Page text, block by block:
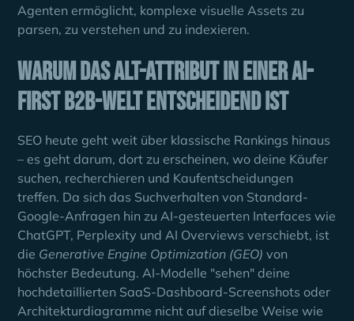
Agenten ermöglicht, komplexe visuelle Assets zu
parsen, zu verstehen und zu indexieren.
Warum das Alt-Attribut in einer AI-
First B2B-Welt entscheidend ist
SEO heute geht weit über klassische Rankings hinaus
– es geht darum, dort zu erscheinen, wo deine Käufer
suchen, recherchieren und Kaufentscheidungen
treffen. Da sich das Suchverhalten von Standard-
Google-Anfragen hin zu AI-gesteuerten Interfaces wie
ChatGPT, Perplexity und AI Overviews verschiebt, ist
die Generative Engine Optimization (GEO) von
höchster Bedeutung. AI-Modelle "sehen" deine
hochdetaillierten SaaS-Dashboard-Screenshots oder
Architekturdiagramme nicht auf dieselbe Weise wie